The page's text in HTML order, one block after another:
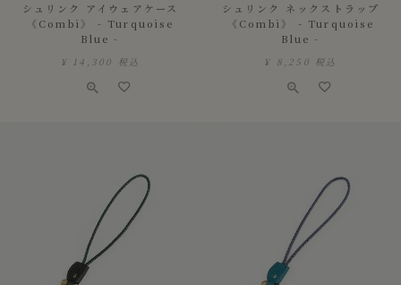
シュリンク アイウェアケース
《Combi》 - Turquoise
Blue -
¥ 14,300 税込
シュリンク ネックストラップ
《Combi》 - Turquoise
Blue -
¥ 8,250 税込